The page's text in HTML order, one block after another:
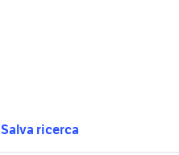
Salva ricerca